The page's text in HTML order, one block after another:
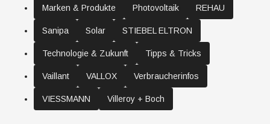
Marken & Produkte Photovoltaik REHAU
Sanipa Solar STIEBEL ELTRON
Technologie & Zukunft Tipps & Tricks
Vaillant VALLOX Verbraucherinfos
VIESSMANN Villeroy + Boch